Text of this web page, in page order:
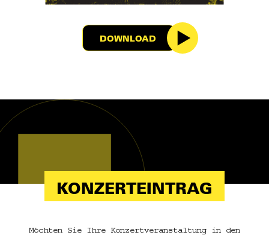
DOWNLOAD
KONZERTEINTRAG
Möchten Sie Ihre Konzertveranstaltung in den